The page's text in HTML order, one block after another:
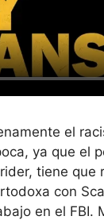
el
ya que el
tiene que
con
en el FBI.